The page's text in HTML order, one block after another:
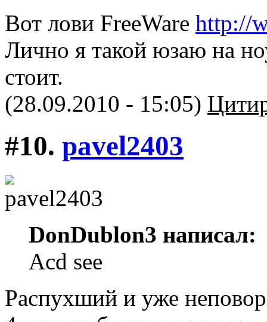
Вот лови FreeWare http://
Лично я такой юзаю на
стоит.
(28.09.2010 - 15:05)
#10. pavel2403
DonDublon3 написал:
Acd see
Распухший и уже